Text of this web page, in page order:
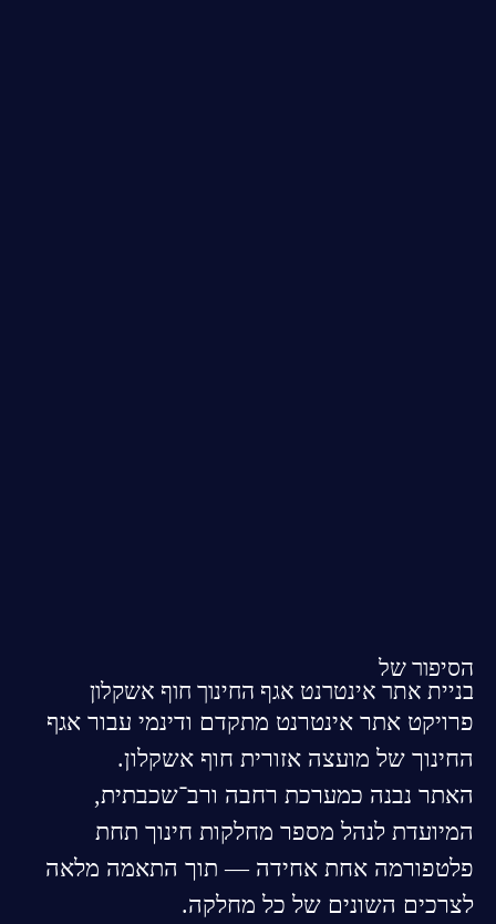
הסיפור של
בניית אתר אינטרנט אגף החינוך חוף אשקלון
פרויקט אתר אינטרנט מתקדם ודינמי עבור אגף
החינוך של מועצה אזורית חוף אשקלון.
האתר נבנה כמערכת רחבה ורב־שכבתית,
המיועדת לנהל מספר מחלקות חינוך תחת
פלטפורמה אחת אחידה — תוך התאמה מלאה
לצרכים השונים של כל מחלקה.